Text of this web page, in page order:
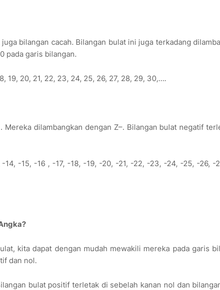
bilangan cacah. Bilangan bulat ini juga terkadang
pada garis bilangan.
19, 20, 21, 22, 23, 24, 25, 26, 27, 28, 29, 30,….
dilambangkan dengan Z–. Bilangan bulat negatif
-15, -16 , -17, -18, -19, -20, -21, -22, -23, -24, -25, -26, -
kita dapat dengan mudah mewakili mereka pada garis
dan nol.
bulat positif terletak di sebelah kanan nol dan